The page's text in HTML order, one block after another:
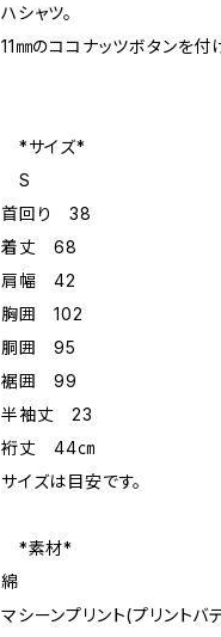
ハシャツ。
11㎜のココナッツボタンを付
*サイズ*
S
首回り 38
着丈 68
肩幅 42
胸囲 102
胴囲 95
裾囲 99
半袖丈 23
裄丈 44㎝
サイズは目安です。
*素材*
綿
マシーンプリント(プリントバ